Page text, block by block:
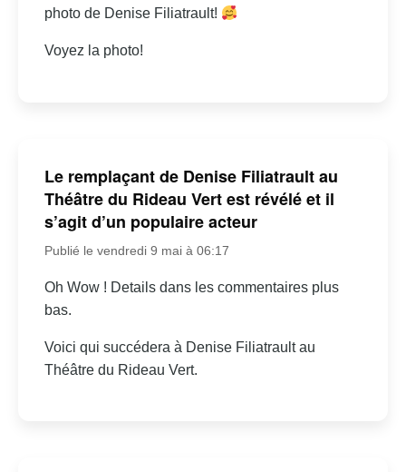
photo de Denise Filiatrault!
Voyez la photo!
Le remplaçant de Denise Filiatrault au
Théâtre du Rideau Vert est révélé et il
s’agit d’un populaire acteur
Publié le vendredi 9 mai à 06:17
Oh Wow ! Details dans les commentaires plus
bas.
Voici qui succédera à Denise Filiatrault au
Théâtre du Rideau Vert.